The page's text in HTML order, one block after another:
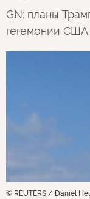
GN: планы
гегемонии
© REUTERS / Daniel